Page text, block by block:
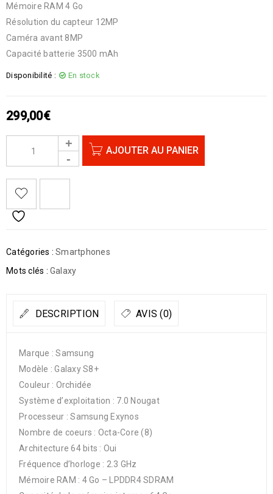
Mémoire RAM 4 Go
Résolution du capteur 12MP
Caméra avant 8MP
Capacité batterie 3500 mAh
Disponibilité : En stock
299,00€
AJOUTER AU PANIER
Catégories : Smartphones
Mots clés : Galaxy
DESCRIPTION AVIS (0)
Marque : Samsung
Modèle : Galaxy S8+
Couleur : Orchidée
Système d’exploitation : 7.0 Nougat
Processeur : Samsung Exynos
Nombre de coeurs : Octa-Core (8)
Architecture 64 bits : Oui
Fréquence d’horloge : 2.3 GHz
Mémoire RAM : 4 Go – LPDDR4 SDRAM